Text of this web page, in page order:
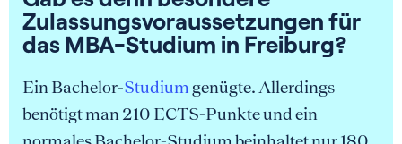
Zulassungsvoraussetzungen für
das MBA-Studium in Freiburg?
Ein Bachelor-Studium genügte. Allerdings
benötigt man 210 ECTS-Punkte und ein
normales Bachelor-Studium beinhaltet nur 180